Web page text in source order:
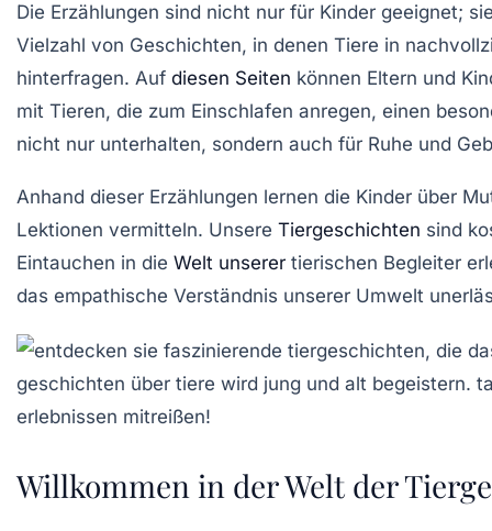
Die Erzählungen sind nicht nur für Kinder geeignet;
Vielzahl von Geschichten, in denen Tiere in
hinterfragen. Auf diesen Seiten können Eltern und
mit Tieren, die zum Einschlafen anregen, einen
nicht nur unterhalten, sondern auch für Ruhe und
Anhand dieser Erzählungen lernen die Kinder über
Lektionen vermitteln. Unsere Tiergeschichten sind
Eintauchen in die Welt unserer tierischen Begleiter
das empathische Verständnis unserer Umwelt
Willkommen in der Welt der